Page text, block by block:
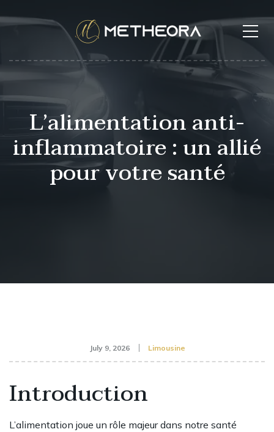
L’alimentation anti-
inflammatoire : un allié
pour votre santé
July 9, 2026 Limousine
Introduction
L’alimentation joue un rôle majeur dans notre santé